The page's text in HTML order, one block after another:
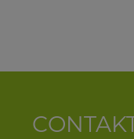
CONTAKT